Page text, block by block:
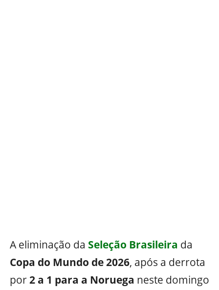
A eliminação da Seleção Brasileira da
Copa do Mundo de 2026, após a derrota
por2 a 1 para a Noruega neste domingo